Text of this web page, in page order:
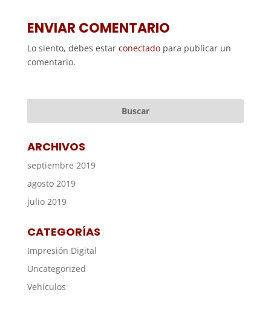
ENVIAR COMENTARIO
Lo siento, debes estar conectadopara publicar un
comentario.
ARCHIVOS
septiembre 2019
agosto 2019
julio 2019
CATEGORÍAS
Impresión Digital
Uncategorized
Vehículos